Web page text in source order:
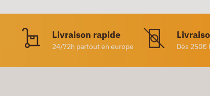
Livraison rapide
24/72h partout en europe Dès 250€